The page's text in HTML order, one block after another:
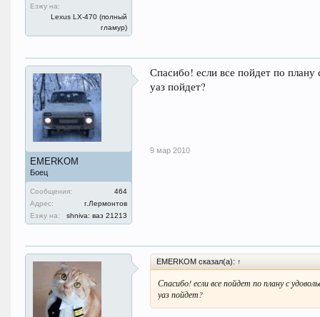
Езжу на:
Lexus LX-470 (полный
гламур)
EMERKOM
Боец
Сообщения:
464
Адрес:
г.Лермонтов
Езжу на:
shniva: ваз 21213
Спасибо! если все пойдет по
уаз пойдет?
9 мар 2010
EMERKOM сказал(а): ↑
Спасибо! если все пойдет по плану с
уаз пойдет?